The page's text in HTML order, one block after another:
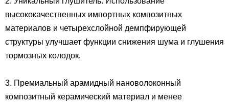
высококачественных импортных композитных
материалов и четырехслойной демпфирующей
структуры улучшает функции снижения шума и глушения
тормозных колодок.
3. Премиальный арамидный нановолоконный
композитный керамический материал и менее